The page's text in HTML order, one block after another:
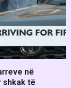
në
shkak të